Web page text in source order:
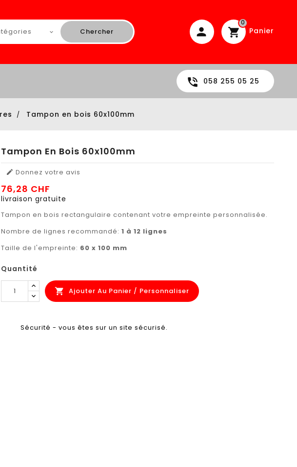
Panier
0
Chercher
058 255 05 25
Tampon en bois 60x100mm
Tampon En Bois 60x100mm
 Donnez votre avis
76,28 CHF
livraison gratuite
Tampon en bois rectangulaire contenant votre empreinte personnalisée.
Nombre de lignes recommandé:1 à 12 lignes
Taille de l'empreinte: 60 x 100 mm
Quantité
 Ajouter Au Panier / Personnaliser
Sécurité - vous êtes sur un site sécurisé.